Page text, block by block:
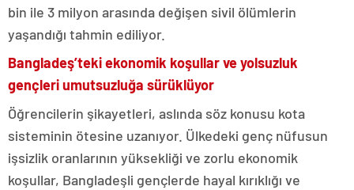
bin ile 3 milyon arasında değişen sivil ölümlerin
yaşandığı tahmin ediliyor.
Bangladeş’teki ekonomik koşullar ve yolsuzluk
gençleri umutsuzluğa sürüklüyor
Öğrencilerin şikayetleri, aslında söz konusu kota
sisteminin ötesine uzanıyor. Ülkedeki genç nüfusun
işsizlik oranlarının yüksekliği ve zorlu ekonomik
koşullar, Bangladeşli gençlerde hayal kırıklığı ve